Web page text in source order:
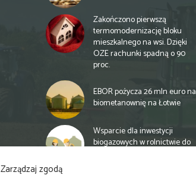
Zarządzaj zgodą
Zakończono pierwszą
termomodernizację bloku
mieszkalnego na wsi. Dzięki
OZE rachunki spadną o 90
proc.
EBOR pożycza 26 mln euro na
biometanownię na Łotwie
Wsparcie dla inwestycji
biogazowych w rolnictwie do